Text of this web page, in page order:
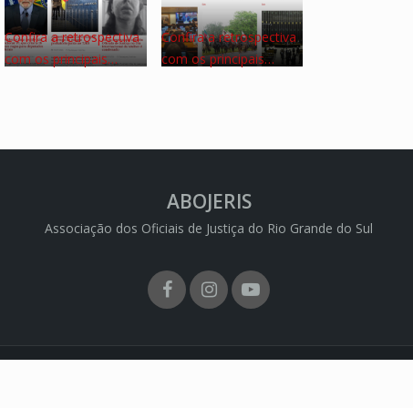
Confira a retrospectiva
com os principais…
Confira a retrospectiva
com os principais…
ABOJERIS
Associação dos Oficiais de Justiça do Rio Grande do Sul
FacebookInstagram
Youtube